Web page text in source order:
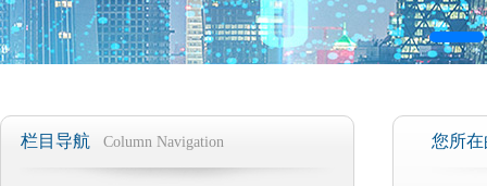
栏目导航 Column Navigation 您所